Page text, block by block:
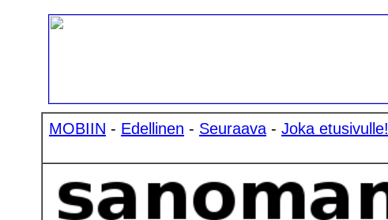
MOBIIN - Edellinen - Seuraava - Joka etusivulle!